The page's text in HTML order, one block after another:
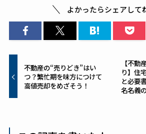
o
k
よかったらシェアして
不動産の“売りどき”はい
つ？繁忙期を味方につけて
高値売却をめざそう！
【不動
り】住
と必要
名名義